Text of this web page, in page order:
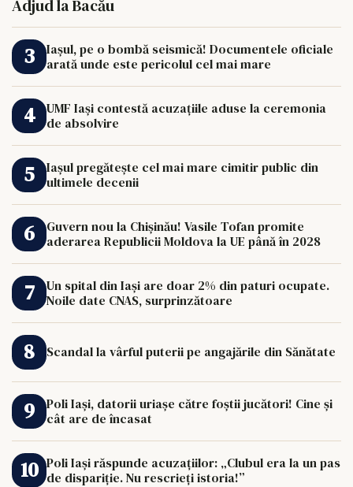
Adjud la Bacău
Iașul, pe o bombă seismică! Documentele oficiale
arată unde este pericolul cel mai mare
UMF Iași contestă acuzațiile aduse la ceremonia
de absolvire
Iașul pregătește cel mai mare cimitir public din
ultimele decenii
Guvern nou la Chișinău! Vasile Tofan promite
aderarea Republicii Moldova la UE până în 2028
Un spital din Iași are doar 2% din paturi ocupate.
Noile date CNAS, surprinzătoare
Scandal la vârful puterii pe angajările din Sănătate
Poli Iași, datorii uriașe către foștii jucători! Cine și
cât are de încasat
Poli Iași răspunde acuzațiilor: „Clubul era la un pas
de dispariție. Nu rescrieți istoria!”